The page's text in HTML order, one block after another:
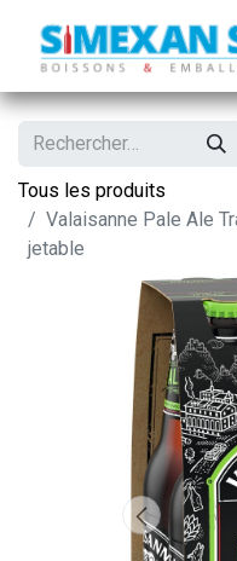
Tous les produits
Valaisanne Pale Ale
jetable